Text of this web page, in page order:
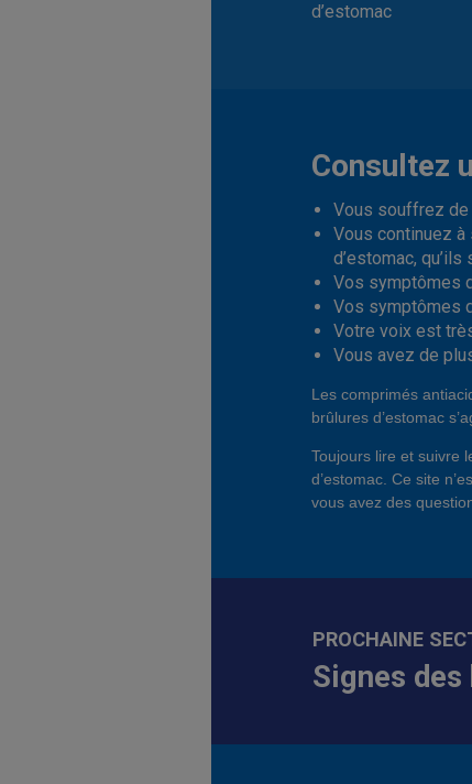
d’estomac
Consultez
Vous souffrez de
Vous continuez
d’estomac,
Vos symptômes
Vos symptômes
Votre voix est
Vous avez de
Les comprimés
brûlures d’estomac
Toujours lire et suivre
d’estomac. Ce site
vous avez des
PROCHAINE
Signes des